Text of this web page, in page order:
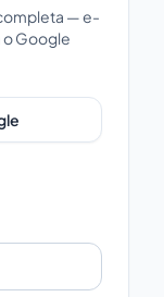
— e-
o Google